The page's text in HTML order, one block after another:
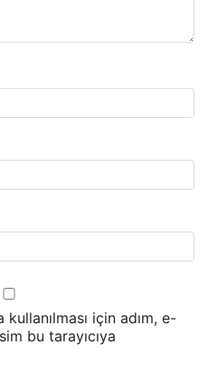
için adım, e-
bu tarayıcıya